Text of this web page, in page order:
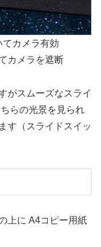
てカメラ有効
カメラを遮断
がスムーズなスライ
らの光景を見られ
す（スライドスイッ
上に A4コピー用紙